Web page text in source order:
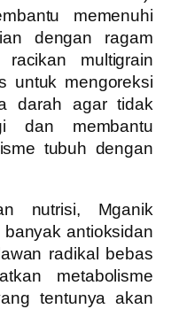
memenuhi
dengan ragam
multigrain
untuk mengoreksi
darah agar tidak
dan membantu
tubuh dengan
nutrisi, Mganik
antioksidan
radikal bebas
metabolisme
tentunya akan